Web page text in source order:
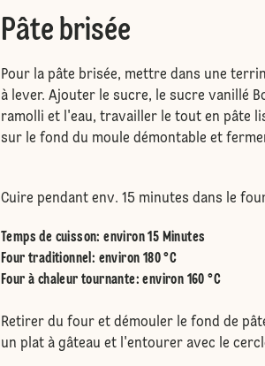
Pâte brisée
Pour la pâte brisée, mettre dans une
à lever. Ajouter le sucre, le sucre vanillé
ramolli et l'eau, travailler le tout en pâte
sur le fond du moule démontable et
Cuire pendant env. 15 minutes dans le
Temps de cuisson: environ 15 Minutes
Four traditionnel : environ 180 °C
Four à chaleur tournante: environ 160 °C
Retirer du four et démouler le fond de
un plat à gâteau et l'entourer avec le